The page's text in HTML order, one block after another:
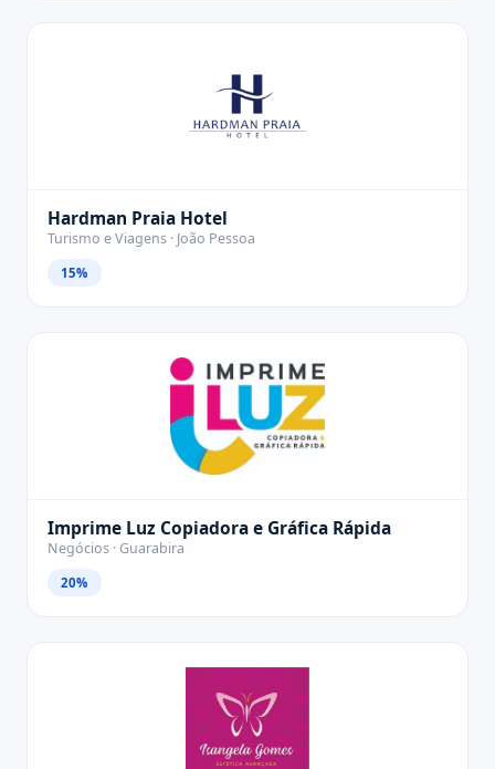
Hardman Praia Hotel
Turismo e Viagens · João Pessoa
15%
Imprime Luz Copiadora e Gráfica Rápida
Negócios · Guarabira
20%